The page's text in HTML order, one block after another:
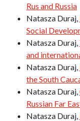
Rus and Russia
Natasza Duraj,
Social
Natasza Duraj,
and
Natasza Duraj,
the South
Natasza Duraj,
Russian Far
Natasza Duraj,